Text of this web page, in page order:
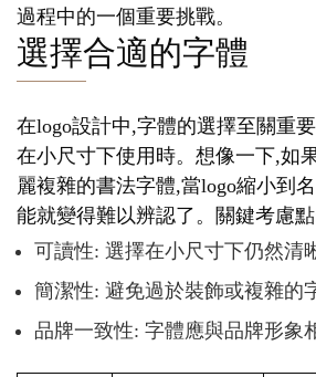
過程中的一個重要挑戰。
選擇合適的字體
在logo設計中,字體的選擇至關重
在小尺寸下使用時。想像一下,如
麗複雜的書法字體,當logo縮小到
能就變得難以辨認了。關鍵考慮
可讀性: 選擇在小尺寸下仍然清
簡潔性: 避免過於裝飾或複雜的
品牌一致性: 字體應與品牌形象